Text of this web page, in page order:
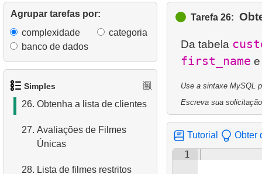
Agrupar tarefas por:
complexidade
categoria
banco de dados
Simples
círculo
24.Encontre clientes ativos
25.Encontre filmes com o
26. Obtenha a lista de clientes
27. Avaliações de Filmes
Únicas
28. Lista de filmes restritos
Tarefa 26:
Da tabela
first_name e
Use a sintaxe MySQL
Escreva sua
Tutorial Obter
1